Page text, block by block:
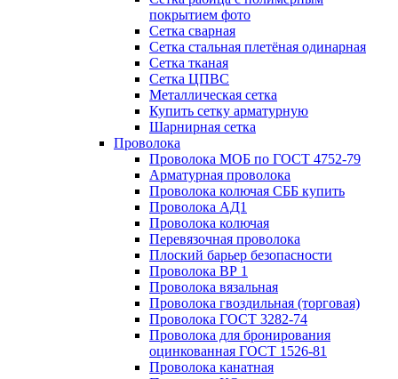
покрытием фото
Сетка сварная
Сетка стальная плетёная одинарная
Сетка тканая
Сетка ЦПВС
Металлическая сетка
Купить сетку арматурную
Шарнирная сетка
Проволока
Проволока МОБ по ГОСТ 4752-79
Арматурная проволока
Проволока колючая СББ купить
Проволока АД1
Проволока колючая
Перевязочная проволока
Плоский барьер безопасности
Проволока ВР 1
Проволока вязальная
Проволока гвоздильная (торговая)
Проволока ГОСТ 3282-74
Проволока для бронирования
оцинкованная ГОСТ 1526-81
Проволока канатная